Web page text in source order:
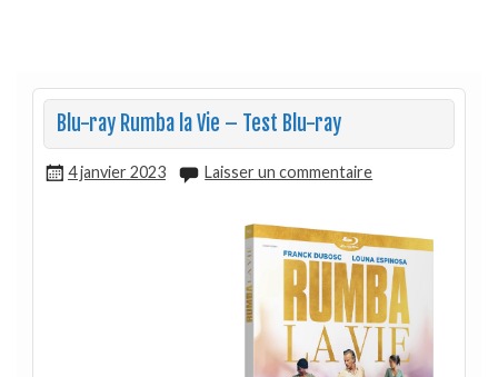
Blu-ray Rumba la Vie – Test Blu-ray
4 janvier 2023 Laisser un commentaire